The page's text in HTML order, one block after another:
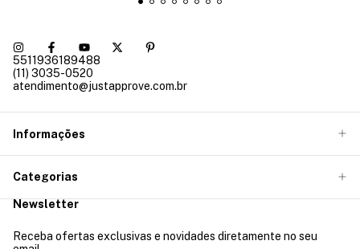
5511936189488
(11) 3035-0520
atendimento@justapprove.com.br
Informações
Categorias
Newsletter
Receba ofertas exclusivas e novidades diretamente no seu